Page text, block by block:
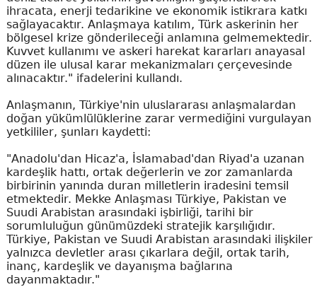
ihracata, enerji tedarikine ve ekonomik istikrara katkı
sağlayacaktır. Anlaşmaya katılım, Türk askerinin her
bölgesel krize gönderileceği anlamına gelmemektedir.
Kuvvet kullanımı ve askeri harekat kararları anayasal
düzen ile ulusal karar mekanizmaları çerçevesinde
alınacaktır." ifadelerini kullandı.
Anlaşmanın, Türkiye'nin uluslararası anlaşmalardan
doğan yükümlülüklerine zarar vermediğini vurgulayan
yetkililer, şunları kaydetti:
"Anadolu'dan Hicaz'a, İslamabad'dan Riyad'a uzanan
kardeşlik hattı, ortak değerlerin ve zor zamanlarda
birbirinin yanında duran milletlerin iradesini temsil
etmektedir. Mekke Anlaşması Türkiye, Pakistan ve
Suudi Arabistan arasındaki işbirliği, tarihi bir
sorumluluğun günümüzdeki stratejik karşılığıdır.
Türkiye, Pakistan ve Suudi Arabistan arasındaki ilişkiler
yalnızca devletler arası çıkarlara değil, ortak tarih,
inanç, kardeşlik ve dayanışma bağlarına
dayanmaktadır."